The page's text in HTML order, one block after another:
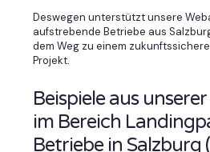
Deswegen unterstützt unsere
aufstrebende Betriebe aus
dem Weg zu einem
Projekt.
Beispiele aus
im Bereich
Betriebe in Salzburg